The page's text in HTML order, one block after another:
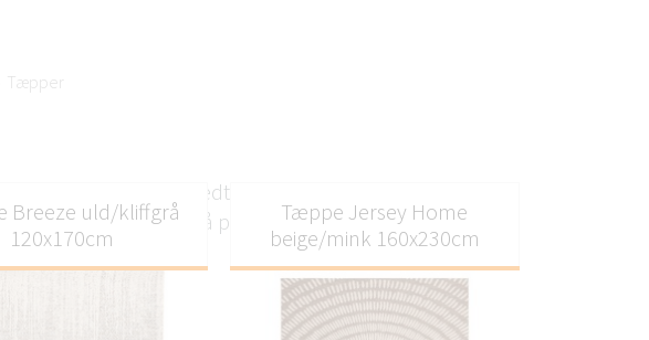
Tæpper
runde former, et bredt udvalg af
Bløde og varme, også perfekte til et
Breeze uld/kliffgrå
120x170cm
Tæppe Jersey Home
beige/mink 160x230cm